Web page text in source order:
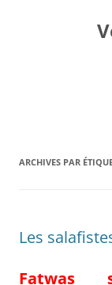
ARCHIVES PAR
Les
Fatwas